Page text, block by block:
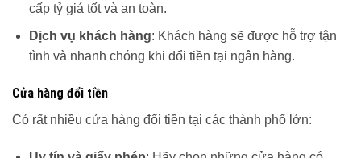
cấp tỷ giá tốt và an toàn.
Dịch vụ khách hàng: Khách hàng sẽ được hỗ trợ tận
tình và nhanh chóng khi đổi tiền tại ngân hàng.
Cửa hàng đổi tiền
Có rất nhiều cửa hàng đổi tiền tại các thành phố lớn: